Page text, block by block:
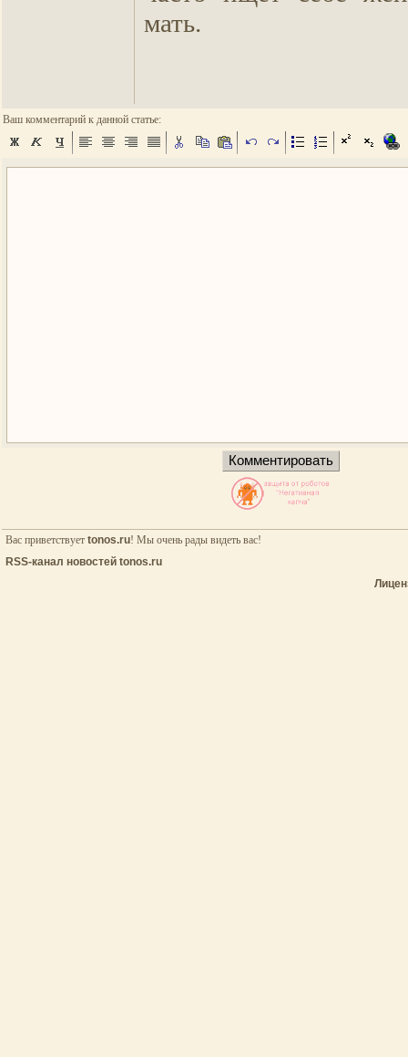
мать.
Ваш комментарий к данной статье:
Вас приветствует tonos.ru! Мы очень рады видеть вас!
RSS-канал новостей tonos.ru